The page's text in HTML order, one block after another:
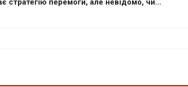
стратегію перемоги, але невідомо, чи...